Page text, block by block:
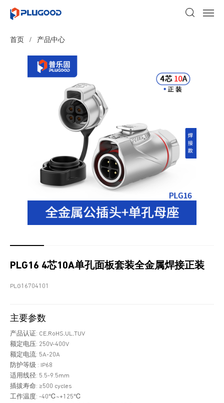
首页 / 产品中心
PLG16 4芯10A单孔面板套装全金属焊接正装
PLG16704101
主要参数
产品认证: CE,RoHS,UL,TUV
额定电压: 250V-400V
额定电流: 5A-20A
防护等级 : IP68
适用线径: 5.5-9.5mm
插拔寿命: ≥500 cycles
工作温度: -40℃~+125℃